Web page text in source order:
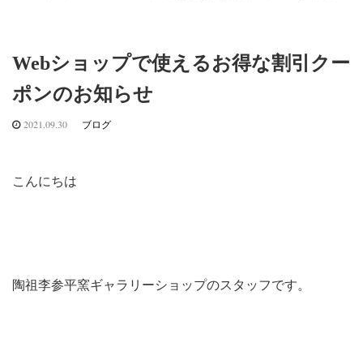
Webショップで使えるお得な割引クー
ポンのお知らせ
2021.09.30 ブログ
こんにちは
陶祖李参平窯ギャラリーショップのスタッフです。